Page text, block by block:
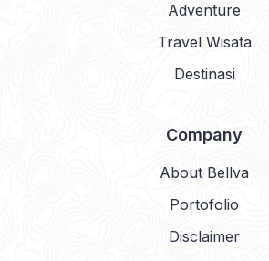
Adventure
Travel Wisata
Destinasi
Company
About Bellva
Portofolio
Disclaimer